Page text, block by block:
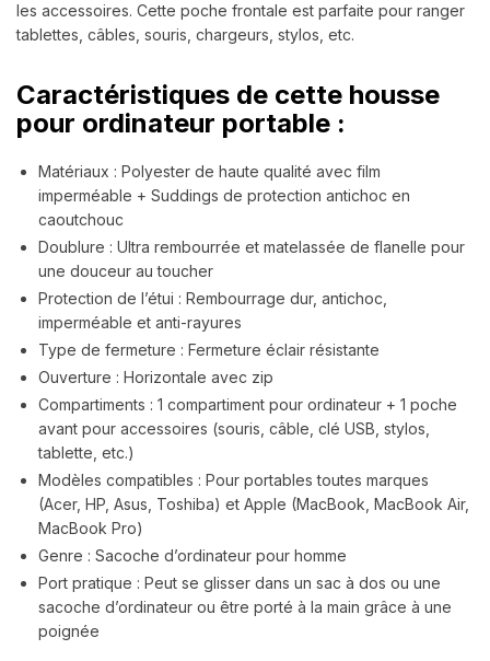
les accessoires. Cette poche frontale est parfaite pour ranger
tablettes, câbles, souris, chargeurs, stylos, etc.
Caractéristiques de cette housse
pour ordinateur portable :
Matériaux : Polyester de haute qualité avec film
imperméable + Suddings de protection antichoc en
caoutchouc
Doublure : Ultra rembourrée et matelassée de flanelle pour
une douceur au toucher
Protection de l’étui : Rembourrage dur, antichoc,
imperméable et anti-rayures
Type de fermeture : Fermeture éclair résistante
Ouverture : Horizontale avec zip
Compartiments : 1 compartiment pour ordinateur + 1 poche
avant pour accessoires (souris, câble, clé USB, stylos,
tablette, etc.)
Modèles compatibles : Pour portables toutes marques
(Acer, HP, Asus, Toshiba) et Apple (MacBook, MacBook Air,
MacBook Pro)
Genre : Sacoche d’ordinateur pour homme
Port pratique : Peut se glisser dans un sac à dos ou une
sacoche d’ordinateur ou être porté à la main grâce à une
poignée